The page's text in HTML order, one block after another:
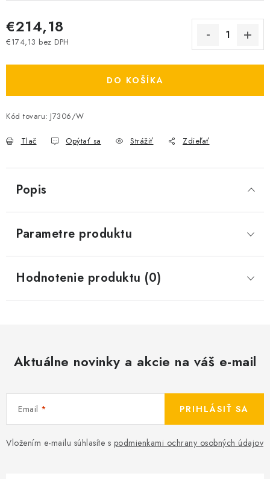
€214,18
€174,13 bez DPH
DO KOŠÍKA
Kód tovaru: J7306/W
Tlač Opýtať sa Strážiť Zdieľať
Popis
Parametre produktu
Hodnotenie produktu (0)
Aktuálne novinky a akcie na váš e-mail
Email
Vložením e-mailu súhlasíte s podmienkami ochrany osobných údajov
PRIHLÁSIŤ SA